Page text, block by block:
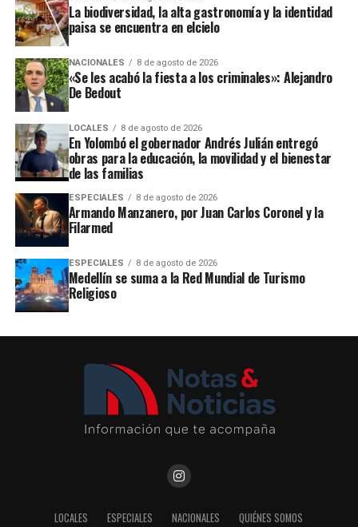
La biodiversidad, la alta gastronomía y la identidad
paisa se encuentra en elcielo
NACIONALES 8 de agosto de 2026
«Se les acabó la fiesta a los criminales»: Alejandro
De Bedout
LOCALES 8 de agosto de 2026
En Yolombó el gobernador Andrés Julián entregó
obras para la educación, la movilidad y el bienestar
de las familias
ESPECIALES 8 de agosto de 2026
Armando Manzanero, por Juan Carlos Coronel y la
Filarmed
ESPECIALES 8 de agosto de 2026
Medellín se suma a la Red Mundial de Turismo
Religioso
LOCALES ESPECIALES NACIONALES QUIÉNES SOMOS